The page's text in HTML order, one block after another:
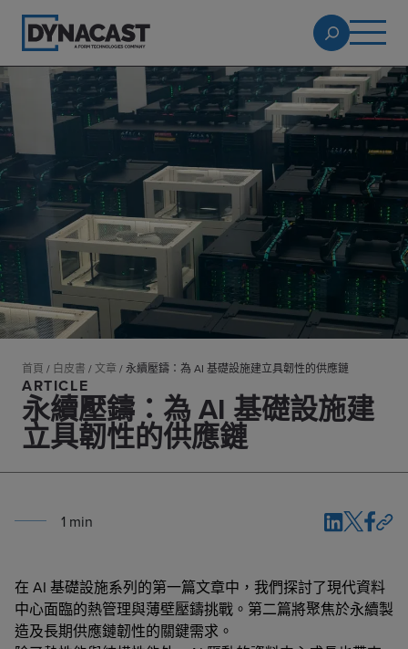
首頁 / 白皮書 / 文章 /永續壓鑄：為 AI 基礎設施建立具韌性的供應鏈
ARTICLE
永續壓鑄：為 AI 基礎設施建
立具韌性的供應鏈
1 min
在 AI 基礎設施系列的第一篇文章中，我們探討了現代資料
中心面臨的熱管理與薄壁壓鑄挑戰。第二篇將聚焦於永續製
造及長期供應鏈韌性的關鍵需求。